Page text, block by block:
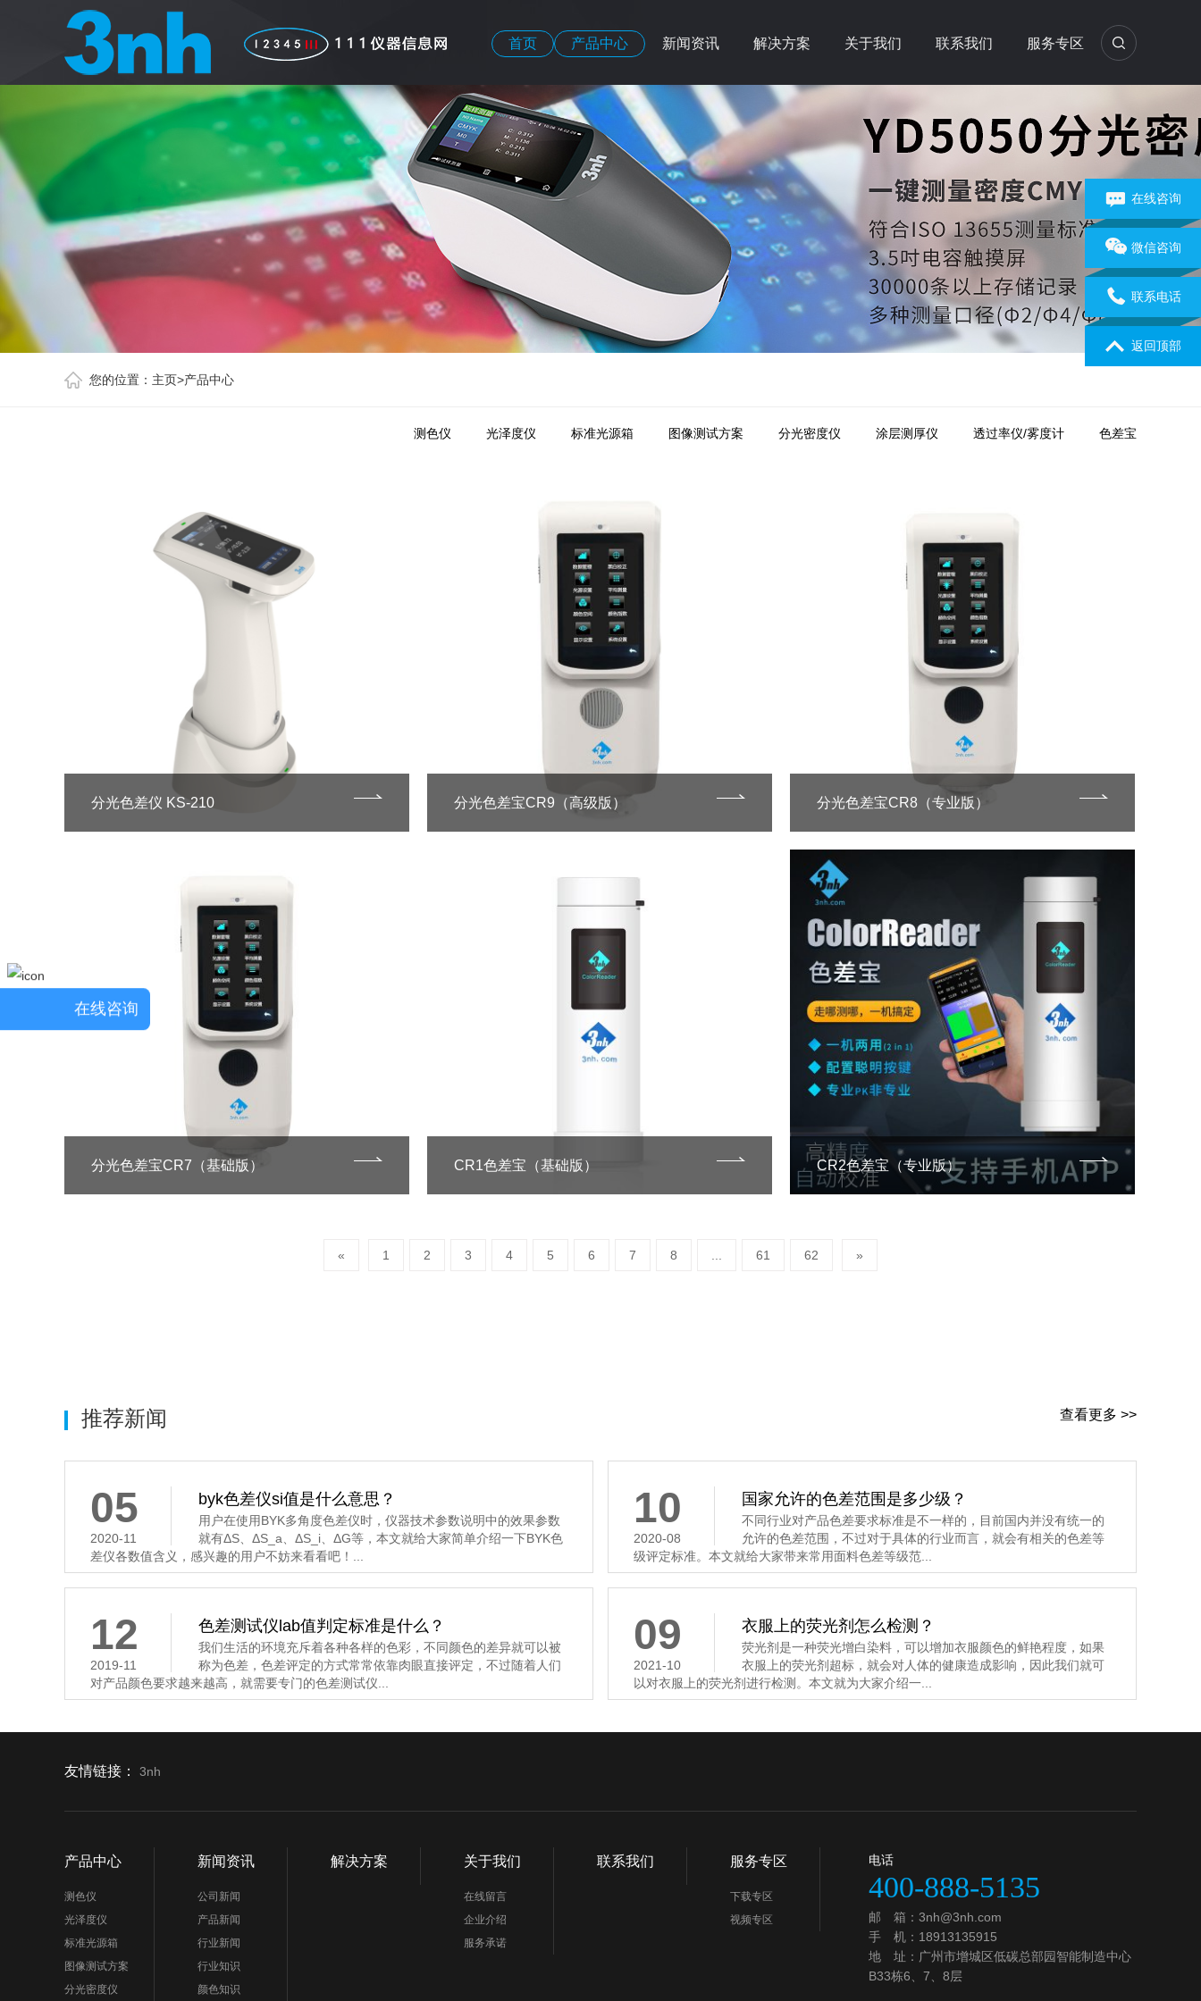
首页 产品中心 新闻资讯 解决方案 关于我们 联系我们 服务专区
您的位置： 主页>产品中心
测色仪 光泽度仪 标准光源箱 图像测试方案 分光密度仪 涂层测厚仪 透过率仪/雾度计 色差宝
分光色差仪 KS-210 分光色差宝CR9（高级版） 分光色差宝CR8（专业版）
分光色差宝CR7（基础版） CR1色差宝（基础版） CR2色差宝（专业版）
« 1 2 3 4 5 6 7 8 61 62 »
查看更多 >>
推荐新闻
05
2020-11
byk色差仪si值是什么意思？
用户在使用BYK多角度色差仪时，仪器技术参数说明中的效果参数
就有ΔS、ΔS_a、ΔS_i、ΔG等，本文就给大家简单介绍一下BYK色
差仪各数值含义，感兴趣的用户不妨来看看吧！...
10
2020-08
国家允许的色差范围是多少级？
不同行业对产品色差要求标准是不一样的，目前国内并没有统一的
允许的色差范围，不过对于具体的行业而言，就会有相关的色差等
级评定标准。本文就给大家带来常用面料色差等级范...
12
2019-11
色差测试仪lab值判定标准是什么？
我们生活的环境充斥着各种各样的色彩，不同颜色的差异就可以被
称为色差，色差评定的方式常常依靠肉眼直接评定，不过随着人们
对产品颜色要求越来越高，就需要专门的色差测试仪...
09
2021-10
衣服上的荧光剂怎么检测？
荧光剂是一种荧光增白染料，可以增加衣服颜色的鲜艳程度，如果
衣服上的荧光剂超标，就会对人体的健康造成影响，因此我们就可
以对衣服上的荧光剂进行检测。本文就为大家介绍一...
友情链接： 3nh
产品中心
测色仪
光泽度仪
标准光源箱
图像测试方案
分光密度仪
新闻资讯
公司新闻
产品新闻
行业新闻
行业知识
颜色知识
解决方案 关于我们
在线留言
企业介绍
服务承诺
联系我们 服务专区
下载专区
视频专区
电话
400-888-5135
邮 箱： 3nh@3nh.com
手 机：18913135915
地 址：广州市增城区低碳总部园智能制造中心
B33栋6、7、8层
在线咨询
微信咨询
联系电话
返回顶部
在线咨询